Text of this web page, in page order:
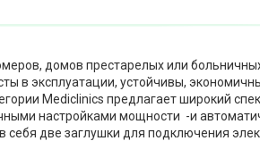
домов престарелых или
в эксплуатации, устойчивы,
Mediclinics предлагает широкий
настройками мощности -и
себя две заглушки для подключения